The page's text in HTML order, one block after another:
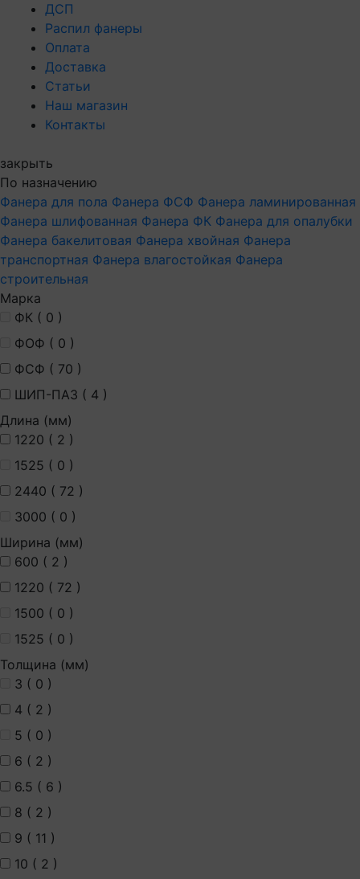
ДСП
Распил фанеры
Оплата
Доставка
Статьи
Наш магазин
Контакты
закрыть
По назначению
Фанера для пола Фанера ФСФ Фанера ламинированная
Фанера шлифованная Фанера ФК Фанера для опалубки
Фанера бакелитовая Фанера хвойная Фанера
транспортная Фанера влагостойкая Фанера
строительная
Марка
ФК ( 0 )
ФОФ ( 0 )
ФСФ ( 70 )
ШИП-ПАЗ ( 4 )
Длина (мм)
1220 ( 2 )
1525 ( 0 )
2440 ( 72 )
3000 ( 0 )
Ширина (мм)
600 ( 2 )
1220 ( 72 )
1500 ( 0 )
1525 ( 0 )
Толщина (мм)
3 ( 0 )
4 ( 2 )
5 ( 0 )
6 ( 2 )
6.5 ( 6 )
8 ( 2 )
9 ( 11 )
10 ( 2 )